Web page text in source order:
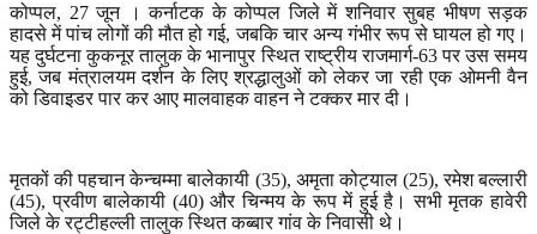
कोप्पल, 27जून । कर्नाटक के कोप्पल जिले में शनिवार सुबह भीषण सड़क
हादसे में पांच लोगों की मौत हो गई,जबकि चार अन्य गंभीर रूप से घायल हो गए।
यह दुर्घटना कुकनूर तालुक के भानापुर स्थित राष्ट्रीय राजमार्ग-63पर उस समय
हुई,जब मंत्रालयम दर्शन के लिए श्रद्धालुओं को लेकर जा रही एक ओमनी वैन
को डिवाइडर पार कर आए मालवाहक वाहन ने टक्कर मार दी।
मृतकों की पहचान केन्चम्मा बालेकायी (35), अमृता कोट्याल (25),रमेश बल्लारी
(45),प्रवीण बालेकायी (40)और चिन्मय के रूप में हुई है। सभी मृतक हावेरी
जिले के रट्टीहल्ली तालुक स्थित कब्बार गांव के निवासी थे।